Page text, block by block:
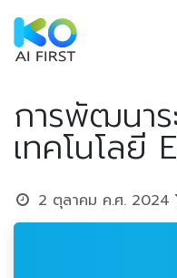
Skip to Content
การพัฒนาร
เทคโนโลยี
2 ตุลาคม ค.ศ. 2024